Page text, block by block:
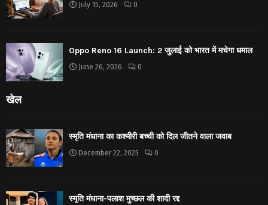
July 15, 2026 0
Oppo Reno 16 Launch: 2 जुलाई को भारत में मचेगा धमाल
June 26, 2026 0
खेल
स्मृति मंधाना का कश्मीरी बच्ची को दिल जीतने वाला जवाब
December 22, 2025 0
स्मृति मंधाना-पलाश मुच्छल की शादी रद्द